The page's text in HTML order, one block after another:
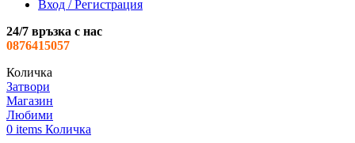
Вход / Регистрация
24/7 връзка с нас
0876415057
Количка
Затвори
Магазин
Любими
0 items Количка